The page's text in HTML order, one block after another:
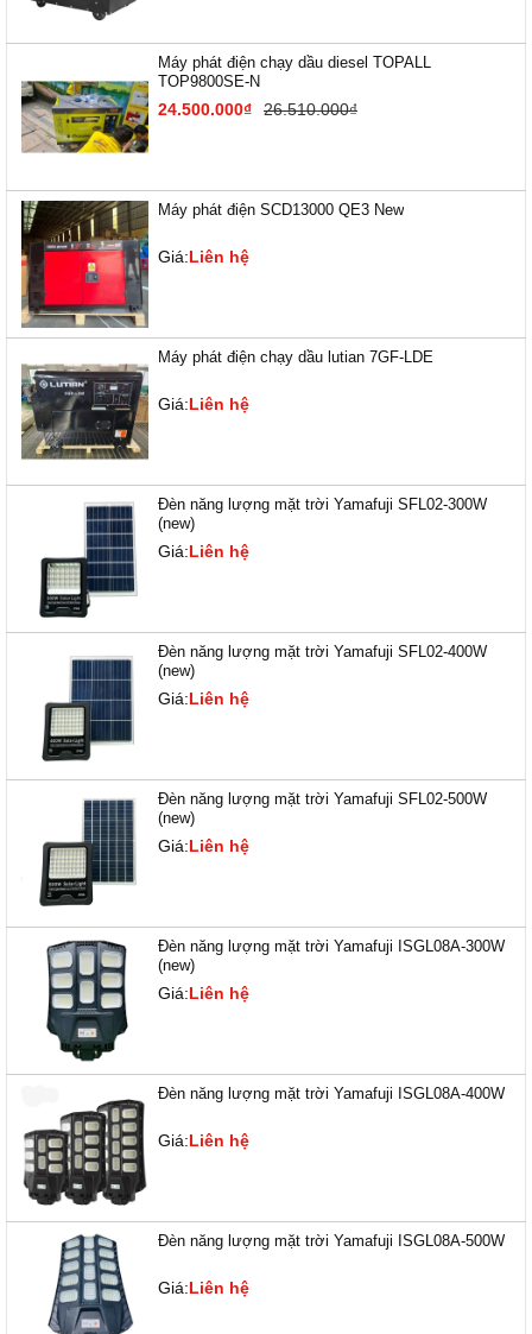
Máy phát điện chạy dầu diesel TOPALL
TOP9800SE-N
24.500.000₫ 26.510.000₫
Máy phát điện SCD13000 QE3 New
Giá:Liên hệ
Máy phát điện chạy dầu lutian 7GF-LDE
Giá:Liên hệ
Đèn năng lượng mặt trời Yamafuji SFL02-300W
(new)
Giá:Liên hệ
Đèn năng lượng mặt trời Yamafuji SFL02-400W
(new)
Giá:Liên hệ
Đèn năng lượng mặt trời Yamafuji SFL02-500W
(new)
Giá:Liên hệ
Đèn năng lượng mặt trời Yamafuji ISGL08A-300W
(new)
Giá:Liên hệ
Đèn năng lượng mặt trời Yamafuji ISGL08A-400W
Giá:Liên hệ
Đèn năng lượng mặt trời Yamafuji ISGL08A-500W
Giá:Liên hệ